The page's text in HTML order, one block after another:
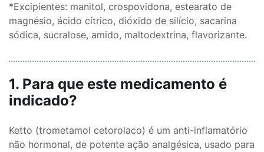
*Excipientes: manitol, crospovidona, estearato de
magnésio, ácido cítrico, dióxido de silício, sacarina
sódica, sucralose, amido, maltodextrina, flavorizante.
1. Para que este medicamento é
indicado?
Ketto (trometamol cetorolaco) é um anti-inflamatório
não hormonal, de potente ação analgésica, usado para